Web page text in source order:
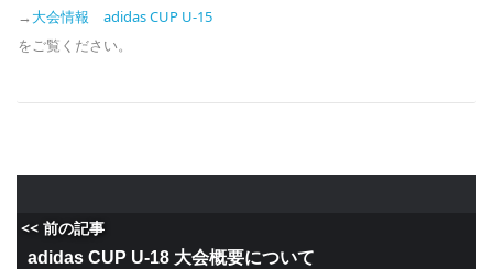
→ 大会情報 adidas CUP U-15
をご覧ください。
<< 前の記事
adidas CUP U-18 大会概要について